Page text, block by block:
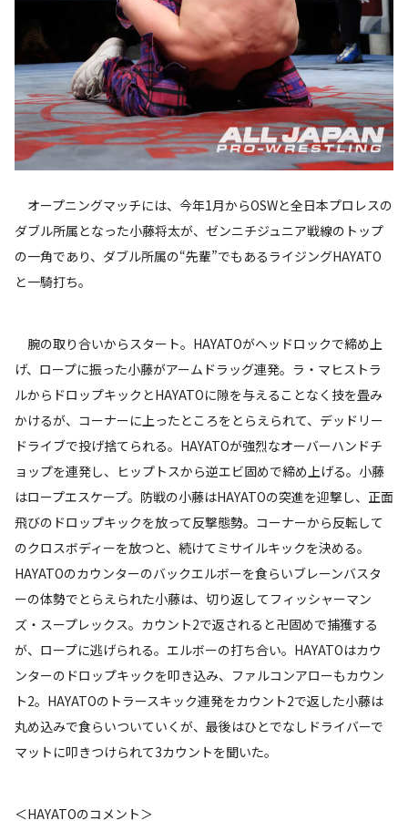
オープニングマッチには、今年1月からOSWと全日本プロレスの
ダブル所属となった小藤将太が、ゼンニチジュニア戦線のトップ
の一角であり、ダブル所属の“先輩”でもあるライジングHAYATO
と一騎打ち。
腕の取り合いからスタート。HAYATOがヘッドロックで締め上
げ、ロープに振った小藤がアームドラッグ連発。ラ・マヒストラ
ルからドロップキックとHAYATOに隙を与えることなく技を畳み
かけるが、コーナーに上ったところをとらえられて、デッドリー
ドライブで投げ捨てられる。HAYATOが強烈なオーバーハンドチ
ョップを連発し、ヒップトスから逆エビ固めで締め上げる。小藤
はロープエスケープ。防戦の小藤はHAYATOの突進を迎撃し、正面
飛びのドロップキックを放って反撃態勢。コーナーから反転して
のクロスボディーを放つと、続けてミサイルキックを決める。
HAYATOのカウンターのバックエルボーを食らいブレーンバスタ
ーの体勢でとらえられた小藤は、切り返してフィッシャーマン
ズ・スープレックス。カウント2で返されると卍固めで捕獲する
が、ロープに逃げられる。エルボーの打ち合い。HAYATOはカウ
ンターのドロップキックを叩き込み、ファルコンアローもカウン
ト2。HAYATOのトラースキック連発をカウント2で返した小藤は
丸め込みで食らいついていくが、最後はひとでなしドライバーで
マットに叩きつけられて3カウントを聞いた。
＜HAYATOのコメント＞